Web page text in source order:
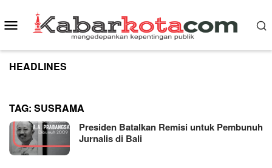
to
content
Mobile
Menu
HEADLINES
TAG: SUSRAMA
Presiden Batalkan Remisi untuk Pembunuh
Jurnalis di Bali